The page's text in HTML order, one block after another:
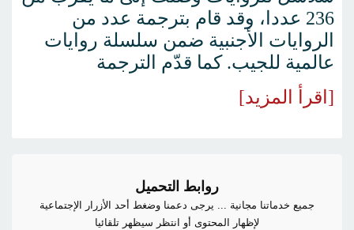
236 عددا، وقد قام بترجمة عدد من
الروايات الأجنبية ضمن سلسلة روايات
عالمية للجيب. كما قدّم الترجمة
[اقرأ المزيد]
روابط التحميل
جميع خدماتنا مجانية ... يرجى دعمنا وضغط أحد الأزرار الإجتماعية
لإظهار المحتوى أو انتظر سيظهر تلقائيا